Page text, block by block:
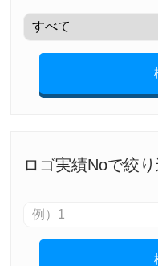
ロゴ実績Noで絞